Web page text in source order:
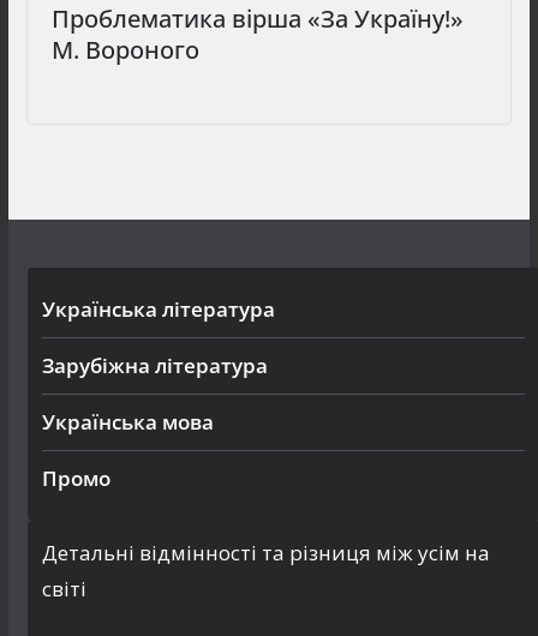
Проблематика вірша «За Україну!»
М. Вороного
Українська література
Зарубіжна література
Українська мова
Промо
Детальні відмінності та різниця між усім на
світі